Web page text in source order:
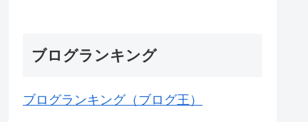
ブログランキング
ブログランキング（ブログ王）